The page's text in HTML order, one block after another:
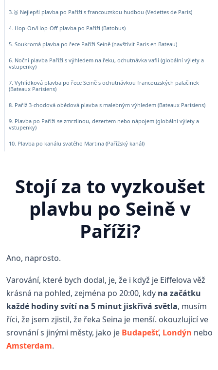
3.🥉 Nejlepší plavba po Paříži s francouzskou hudbou (Vedettes de Paris)
4. Hop-On/Hop-Off plavba po Paříži (Batobus)
5. Soukromá plavba po řece Paříži Seině (navštívit Paris en Bateau)
6. Noční plavba Paříží s výhledem na řeku, ochutnávka vaflí (globální výlety a
vstupenky)
7. Vyhlídková plavba po řece Seině s ochutnávkou francouzských palačinek
(Bateaux Parisiens)
8. Paříž 3-chodová obědová plavba s malebným výhledem (Bateaux Parisiens)
9. Plavba po Paříži se zmrzlinou, dezertem nebo nápojem (globální výlety a
vstupenky)
10. Plavba po kanálu svatého Martina (Pařížský kanál)
Stojí za to vyzkoušet
plavbu po Seině v
Paříži?
Ano, naprosto.
Varování, které bych dodal, je, že i když je Eiffelova věž
krásná na pohled, zejména po 20:00, kdy na začátku
každé hodiny svítí na 5 minut jiskřivá světla, musím
říci, že jsem zjistil, že řeka Seina je menší. okouzlující ve
srovnání s jinými městy, jako je Budapešť, Londýn nebo
Amsterdam.